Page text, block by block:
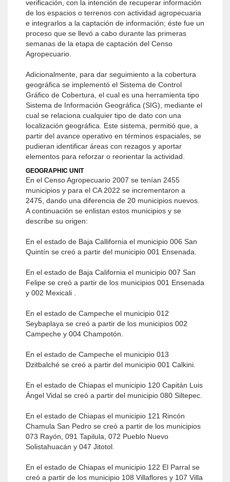
verificación, con la intención de recuperar información
de los espacios o terrenos con actividad agropecuaria
e integrarlos a la captación de información; éste fue un
proceso que se llevó a cabo durante las primeras
semanas de la etapa de captación del Censo
Agropecuario.
Adicionalmente, para dar seguimiento a la cobertura
geográfica se implementó el Sistema de Control
Gráfico de Cobertura, el cual es una herramienta tipo
Sistema de Información Geográfica (SIG), mediante el
cual se relaciona cualquier tipo de dato con una
localización geográfica. Este sistema, permitió que, a
partir del avance operativo en términos espaciales, se
pudieran identificar áreas con rezagos y aportar
elementos para reforzar o reorientar la actividad.
GEOGRAPHIC UNIT
En el Censo Agropecuario 2007 se tenían 2455
municipios y para el CA 2022 se incrementaron a
2475, dando una diferencia de 20 municipios nuevos.
A continuación se enlistan estos municipios y se
describe su origen:
En el estado de Baja Callifornia el municipio 006 San
Quintín se creó a partir del municipio 001 Ensenada.
En el estado de Baja California el municipio 007 San
Felipe se creó a partir de los municipios 001 Ensenada
y 002 Mexicali .
En el estado de Campeche el municipio 012
Seybaplaya se creó a partir de los municipios 002
Campeche y 004 Champotón.
En el estado de Campeche el municipio 013
Dzitbalché se creó a partir del municipio 001 Calkini.
En el estado de Chiapas el municipio 120 Capitán Luis
Ángel Vidal se creó a partir del municipio 080 Siltepec.
En el estado de Chiapas el municipio 121 Rincón
Chamula San Pedro se creó a partir de los municipios
073 Rayón, 091 Tapilula, 072 Pueblo Nuevo
Solistahuacán y 047 Jitotol.
En el estado de Chiapas el municipio 122 El Parral se
creó a partir de los municipio 108 Villaflores y 107 Villa